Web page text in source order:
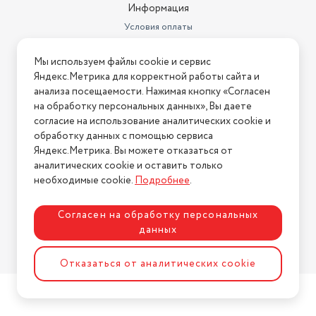
Информация
Условия оплаты
Условия возврата
Нашли ошибку на сайте? Напишите нам
2026 © Интернет-магазин "АстМаркет". У нас есть всё!
Политика конфиденциальности
Разработка сайтаASTDESIGN
Мы используем файлы cookie и сервис
Яндекс.Метрика для корректной работы сайта и
анализа посещаемости. Нажимая кнопку «Согласен
на обработку персональных данных», Вы даете
согласие на использование аналитических cookie и
обработку данных с помощью сервиса
Яндекс.Метрика. Вы можете отказаться от
аналитических cookie и оставить только
необходимые cookie.Подробнее.
Согласен на обработку персональных
данных
Отказаться от аналитических cookie